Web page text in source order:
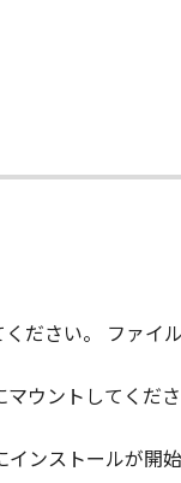
時点で発効し、
、直ちに本契約
エア」及びその
48 C.F.R.
as such terms
4 (June 1995),
Canon Inc./30-
ださい。 ファイ
ウントしてくださ
ンストールが開始